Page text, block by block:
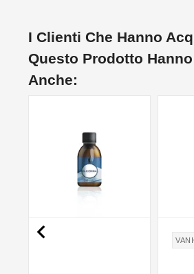
I Clienti Che Hanno
Questo Prodotto
Anche:
